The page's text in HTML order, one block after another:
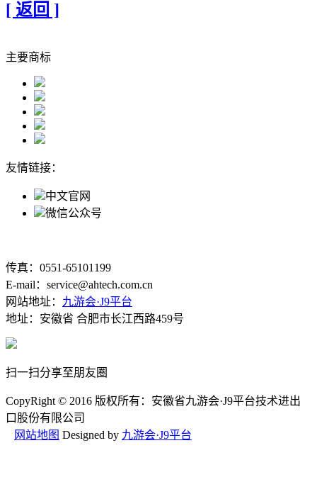
[ 返回 ]
主要商标
友情链接：
中文官网
微信公众号
传真：0551-65101199
E-mail：service@ahtech.com.cn
网站地址： 九游会·J9平台
地址：安徽省 合肥市长江西路459号
扫一扫分享至朋友圏
CopyRight © 2016 版权所有：安徽省九游会·J9平台技术进出
口股份有限公司
网站地图 Designed by 九游会·J9平台